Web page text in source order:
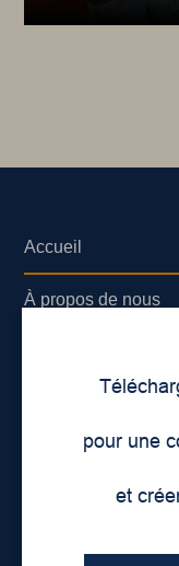
pour une
et
Accueil
À propos de nous
Lieux de distribution